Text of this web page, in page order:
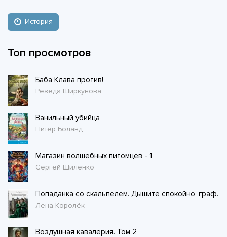
История
Топ просмотров
Баба Клава против!
Резеда Ширкунова
Ванильный убийца
Питер Боланд
Магазин волшебных питомцев - 1
Сергей Шиленко
Попаданка со скальпелем. Дышите спокойно, граф.
Лена Королёк
Воздушная кавалерия. Том 2